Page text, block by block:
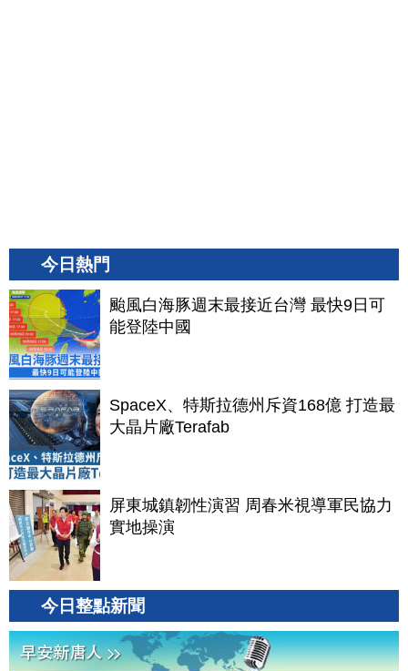
今日熱門
颱風白海豚週末最接近台灣 最快9日可
能登陸中國
SpaceX、特斯拉德州斥資168億 打造最
大晶片廠Terafab
屏東城鎮韌性演習 周春米視導軍民協力
實地操演
今日整點新聞